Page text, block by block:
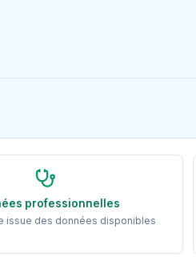
professionnelles
issue des données disponibles